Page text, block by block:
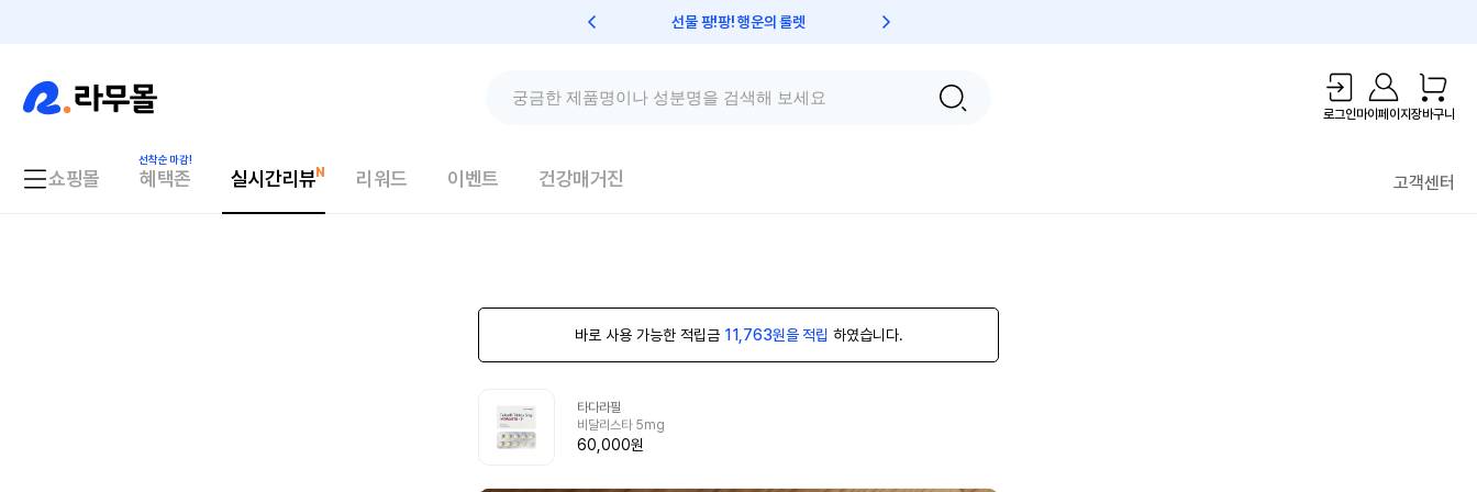
선물 팡!팡! 행운의 룰렛
로그인마이페이지장바구니
쇼핑몰 혜택존 실시간리뷰 리워드 이벤트 건강매거진 고객센터
바로 사용 가능한 적립금 11,763원을 적립 하였습니다.
타다라필
비달리스타 5mg
60,000원